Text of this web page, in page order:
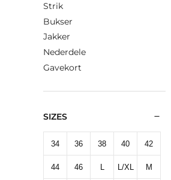
Strik
Bukser
Jakker
Nederdele
Gavekort
SIZES
34 36 38 40 42
44 46 L L/XL M